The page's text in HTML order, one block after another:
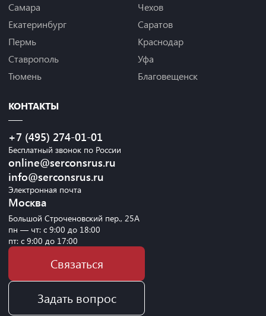
Самара
Екатеринбург
Пермь
Ставрополь
Тюмень
Чехов
Саратов
Краснодар
Уфа
Благовещенск
КОНТАКТЫ
+7 (495) 274-01-01
Бесплатный звонок по России
online@serconsrus.ru
info@serconsrus.ru
Электронная почта
Москва
Большой Строченовский пер., 25А
пн — чт: с 9:00 до 18:00
пт: с 9:00 до 17:00
Связаться
Задать вопрос